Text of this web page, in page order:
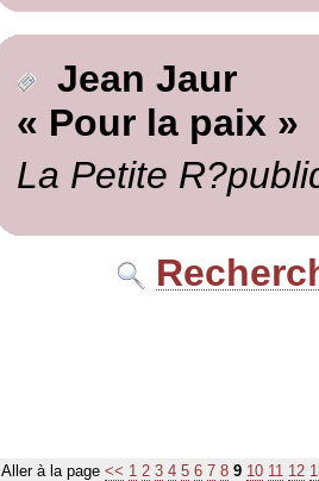
Jean Jaur
« Pour la paix »
La Petite
Aller à la page << 1 2 3 4 5 6 7 8 9 10 11 12